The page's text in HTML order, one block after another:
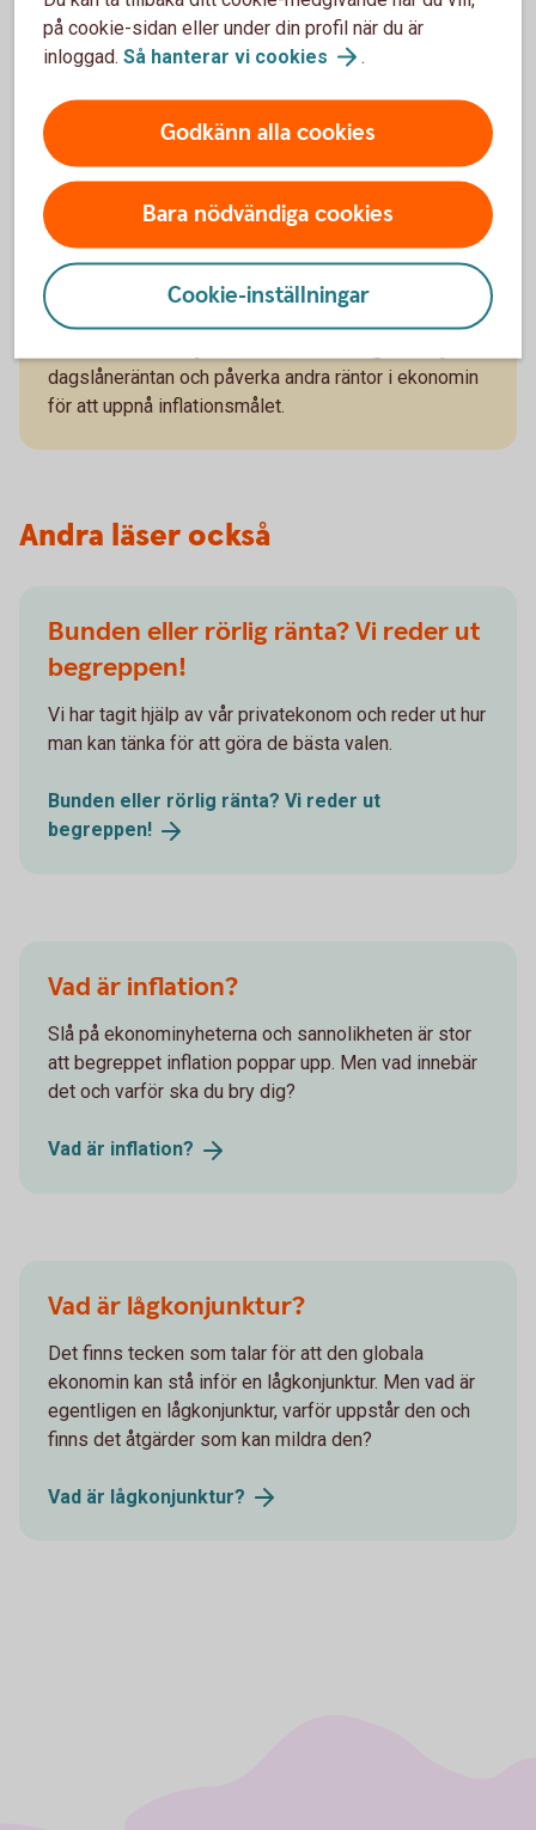
och utlåningsräntor
Från reporänta till styrränta
2022 bytte Riksbanken namn på reporäntan till
styrräntan. Namnet reporänta kom från instrumentet
penningpolitiska repor som Riksbanken inte hade
använt sedan 2008. Det nya namnet styrränta
dagslåneräntan och påverka andra räntor i ekonomin
för att uppnå inflationsmålet.
Andra läser också
Bunden eller rörlig ränta? Vi reder ut
begreppen!
Vi har tagit hjälp av vår privatekonom och reder ut hur
man kan tänka för att göra de bästa valen.
Bunden eller rörlig ränta? Vi reder ut
begreppen!
Vad är inflation?
Slå på ekonominyheterna och sannolikheten är stor
att begreppet inflation poppar upp. Men vad innebär
det och varför ska du bry dig?
Vad är inflation?
Vad är lågkonjunktur?
Det finns tecken som talar för att den globala
ekonomin kan stå inför en lågkonjunktur. Men vad är
egentligen en lågkonjunktur, varför uppstår den och
finns det åtgärder som kan mildra den?
Vad är lågkonjunktur?
på cookie-sidan eller under din profil när du är
inloggad. Så hanterar vi cookies .
Godkänn alla cookies
Bara nödvändiga cookies
Cookie-inställningar